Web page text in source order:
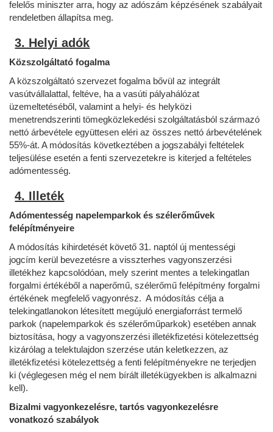
felelős miniszter arra, hogy az adószám képzésének szabályait
rendeletben állapítsa meg.
3. Helyi adók
Közszolgáltató fogalma
A közszolgáltató szervezet fogalma bővül az integrált
vasútvállalattal, feltéve, ha a vasúti pályahálózat
üzemeltetéséből, valamint a helyi- és helyközi
menetrendszerinti tömegközlekedési szolgáltatásból származó
nettó árbevétele együttesen eléri az összes nettó árbevételének
55%-át. A módosítás következtében a jogszabályi feltételek
teljesülése esetén a fenti szervezetekre is kiterjed a feltételes
adómentesség.
4. Illeték
Adómentesség napelemparkok és szélerőművek
felépítményeire
A módosítás kihirdetését követő 31. naptól új mentességi
jogcím kerül bevezetésre a visszterhes vagyonszerzési
illetékhez kapcsolódóan, mely szerint mentes a telekingatlan
forgalmi értékéből a naperőmű, szélerőmű felépítmény forgalmi
értékének megfelelő vagyonrész. A módosítás célja a
telekingatlanokon létesített megújuló energiaforrást termelő
parkok (napelemparkok és szélerőműparkok) esetében annak
biztosítása, hogy a vagyonszerzési illetékfizetési kötelezettség
kizárólag a telektulajdon szerzése után keletkezzen, az
illetékfizetési kötelezettség a fenti felépítményekre ne terjedjen
ki (véglegesen még el nem bírált illetékügyekben is alkalmazni
kell).
Bizalmi vagyonkezelésre, tartós vagyonkezelésre
vonatkozó szabályok